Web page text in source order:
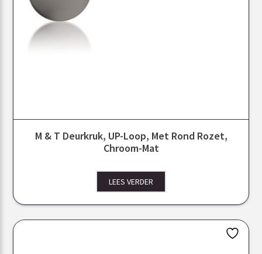
M & T Deurkruk, UP-Loop, Met Rond Rozet,
Chroom-Mat
LEES VERDER